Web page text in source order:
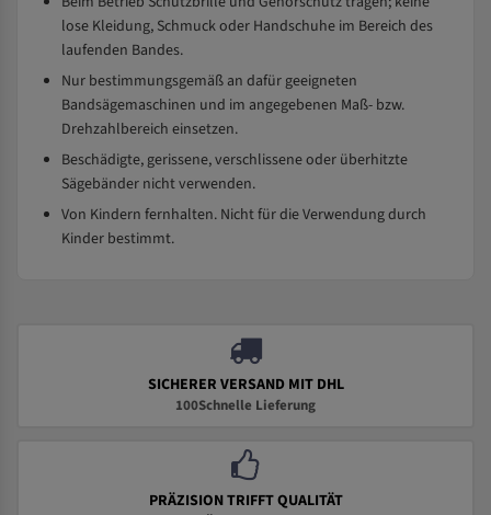
lose Kleidung, Schmuck oder Handschuhe im Bereich des
laufenden Bandes.
Nur bestimmungsgemäß an dafür geeigneten
Bandsägemaschinen und im angegebenen Maß- bzw.
Drehzahlbereich einsetzen.
Beschädigte, gerissene, verschlissene oder überhitzte
Sägebänder nicht verwenden.
Von Kindern fernhalten. Nicht für die Verwendung durch
Kinder bestimmt.
SICHERER VERSAND MIT DHL
100Schnelle Lieferung
PRÄZISION TRIFFT QUALITÄT